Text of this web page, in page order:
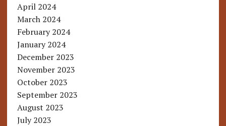
April 2024
March 2024
February 2024
January 2024
December 2023
November 2023
October 2023
September 2023
August 2023
July 2023